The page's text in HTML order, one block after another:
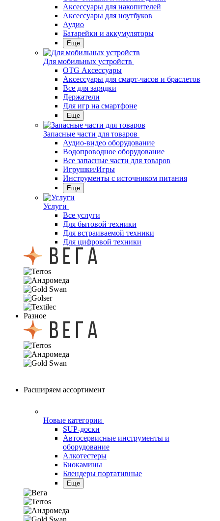
Аксессуары для накопителей
Аксессуары для ноутбуков
Аудио
Батарейки и аккумуляторы
Еще
Для мобильных устройств
OTG Аксессуары
Аксессуары для смарт-часов и браслетов
Все для зарядки
Держатели
Для игр на смартфоне
Еще
Запасные части для товаров
Аудио-видео оборудование
Водопроводное оборудование
Все запасные части для товаров
Игрушки/Игры
Инструменты с источником питания
Еще
Услуги
Все услуги
Для бытовой техники
Для встраиваемой техники
Для цифровой техники
Разное
Расширяем ассортимент
Автосервисные инструменты и
оборудование
Алкотестеры
Биокамины
Блендеры портативные
Еще